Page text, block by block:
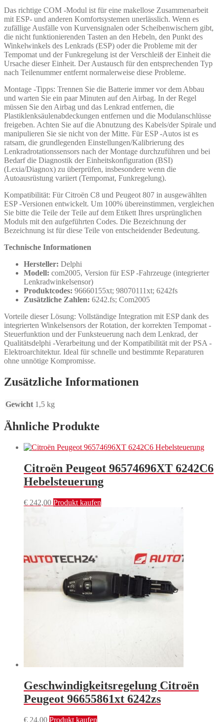
Das richtige COM -Modul ist für eine makellose Zusammenarbeit
mit ESP- und anderen Komfortsystemen unerlässlich. Wenn es
zufällige Ausfälle von Kurvensignalen oder Scheibenwischern gibt,
die nicht funktionierenden Tasten an den Hebeln, den Punkt des
Winkelwinkels des Lenkrads (ESP) oder die Probleme mit der
Tempomat und der Funkregelung ist der Verschleiß der Einheit die
Ursache dieser Einheit. Der Austausch für den entsprechenden Typ
nach Teilenummer entfernt normalerweise diese Probleme.
Montage -Tipps: Trennen Sie die Batterie immer vor dem Abbau
und warten Sie ein paar Minuten auf den Airbag. In der Regel
müssen Sie den Airbag und das Lenkrad entfernen, die
Plastiklenksäulenabdeckungen entfernen und die Modulanschlüsse
freigeben. Achten Sie auf die Abnutzung des Kabels/der Spirale und
manipulieren Sie sie nicht von der Mitte. Für ESP -Autos ist es
ratsam, die grundlegenden Einstellungen/Kalibrierung des
Lenkradrotationssensors nach der Montage durchzuführen und bei
Bedarf die Diagnostik der Einheitskonfiguration (BSI)
(Lexia/Diagnox) zu überprüfen, insbesondere wenn die
Autoausrüstung variiert (Tempomat, Funkregelung).
Kompatibilität: Für Citroën C8 und Peugeot 807 in ausgewählten
ESP -Versionen entwickelt. Um 100% übereinstimmen, vergleichen
Sie bitte die Teile der Teile auf dem Etikett Ihres ursprünglichen
Moduls mit den aufgeführten Codes. Die Bezeichnung der
Bezeichnung ist für diese Teile von entscheidender Bedeutung.
Technische Informationen
Hersteller: Delphi
Modell: com2005, Version für ESP -Fahrzeuge (integrierter
Lenkradwinkelsensor)
Produktcodes: 96660155xt; 98070111xt; 6242fs
Zusätzliche Zahlen: 6242.fs; Com2005
Vorteile dieser Lösung: Vollständige Integration mit ESP dank des
integrierten Winkelsensors der Rotation, der korrekten Tempomat -
Steuerfunktion und der Funksteuerung nach dem Lenkrad, der
Qualitätsdelphi -Verarbeitung und der Kompatibilität mit der PSA -
Elektroarchitektur. Ideal für schnelle und bestimmte Reparaturen
ohne unnötige Kompromisse.
Zusätzliche Informationen
Gewicht 1,5 kg
Ähnliche Produkte
Citroën Peugeot 96574696XT 6242C6
Hebelsteuerung
€ 242,00 Produkt kaufen
Geschwindigkeitsregelung Citroën
Peugeot 96655861xt 6242zs
€ 24,00 Produkt kaufen